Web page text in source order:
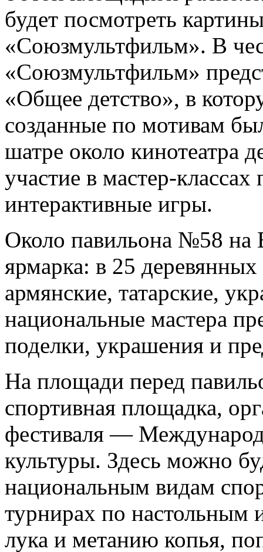
будет посмотреть
«Союзмультфильм». В
«Союзмультфильм»
«Общее детство», в
созданные по мотивам
шатре около кинотеатра
участие в мастер-
интерактивные игры.
Около павильона №58 на
ярмарка: в 25
армянские, татарские,
национальные мастера
поделки, украшения и
На площади перед
спортивная площадка,
фестиваля —
культуры. Здесь можно
национальным видам
турнирах по настольным
лука и метанию копья,